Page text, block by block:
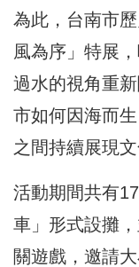
為此，台南市
風為序」特展
過水的視角重
市如何因海而
之間持續展現文
活動期間共有
車」形式設攤
關遊戲，邀請